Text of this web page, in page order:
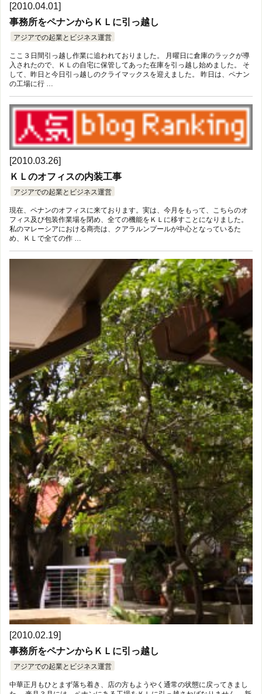
[2010.04.01]
事務所をペナンからＫＬに引っ越し
アジアでの起業とビジネス運営
ここ３日間引っ越し作業に追われておりました。 月曜日に倉庫のラックが導
入されたので、ＫＬの自宅に保管してあった在庫を引っ越し始めました。 そ
して、昨日と今日引っ越しのクライマックスを迎えました。 昨日は、ペナン
の工場に行 …
[2010.03.26]
ＫＬのオフィスの内装工事
アジアでの起業とビジネス運営
現在、ペナンのオフィスに来ております。実は、今月をもって、こちらのオ
フィス及び包装作業場を閉め、全ての機能をＫＬに移すことになりました。
私のマレーシアにおける商売は、クアラルンプールが中心となっているた
め、ＫＬで全ての作 …
[2010.02.19]
事務所をペナンからＫＬに引っ越し
アジアでの起業とビジネス運営
中華正月もひとまず落ち着き、店の方もようやく通常の状態に戻ってきまし